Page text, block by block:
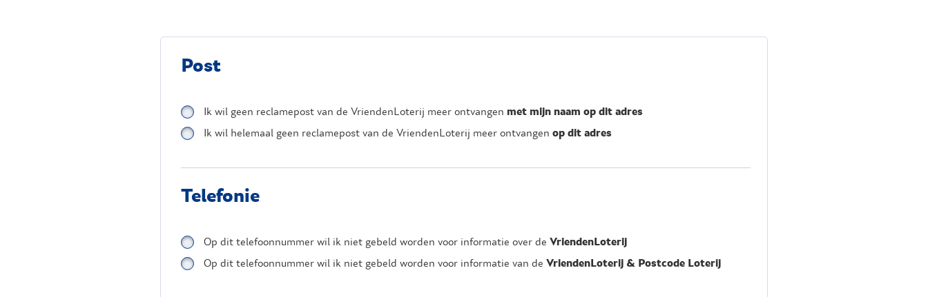
Post
Ik wil geen reclamepost van de VriendenLoterij meer ontvangen met mijn naam op dit adres
Ik wil helemaal geen reclamepost van de VriendenLoterij meer ontvangen op dit adres
Telefonie
Op dit telefoonnummer wil ik niet gebeld worden voor informatie over de VriendenLoterij
Op dit telefoonnummer wil ik niet gebeld worden voor informatie van de VriendenLoterij & Postcode Loterij